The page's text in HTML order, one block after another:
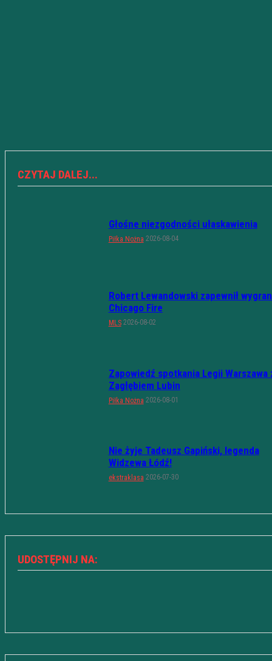
CZYTAJ DALEJ...
Głośne niezgodności ułaskawienia
Piłka Nożna 2026-08-04
Robert Lewandowski zapewnił
Chicago Fire
MLS 2026-08-02
Zapowiedź spotkania Legii Warszawa
Zagłębiem Lubin
Piłka Nożna 2026-08-01
Nie żyje Tadeusz Gapiński, legenda
Widzewa Łódź!
ekstraklasa 2026-07-30
UDOSTĘPNIJ NA: